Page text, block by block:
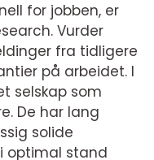
for jobben, er
Vurder
fra tidligere
på arbeidet. I
selskap som
De har lang
solide
optimal stand